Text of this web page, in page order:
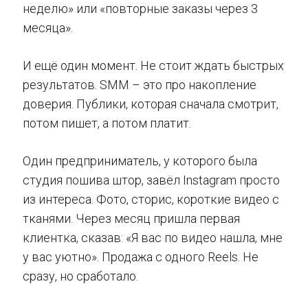
неделю» или «повторные заказы через 3
месяца».
И ещё один момент. Не стоит ждать быстрых
результатов. SMM – это про накопление
доверия. Публики, которая сначала смотрит,
потом пишет, а потом платит.
Один предприниматель, у которого была
студия пошива штор, завёл Instagram просто
из интереса. Фото, сторис, короткие видео с
тканями. Через месяц пришла первая
клиентка, сказав: «Я вас по видео нашла, мне
у вас уютно». Продажа с одного Reels. Не
сразу, но сработало.